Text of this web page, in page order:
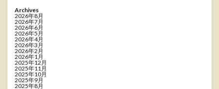
Archives
2026年8月
2026年7月
2026年6月
2026年5月
2026年4月
2026年3月
2026年2月
2026年1月
2025年12月
2025年11月
2025年10月
2025年9月
2025年8月